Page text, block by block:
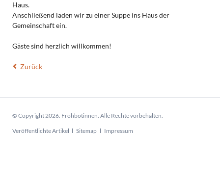
Haus.
Anschließend laden wir zu einer Suppe ins Haus der
Gemeinschaft ein.
Gäste sind herzlich willkommen!
Zurück
© Copyright 2026. Frohbotinnen. Alle Rechte vorbehalten.
Navigation
Veröffentlichte Artikel Sitemap Impressum